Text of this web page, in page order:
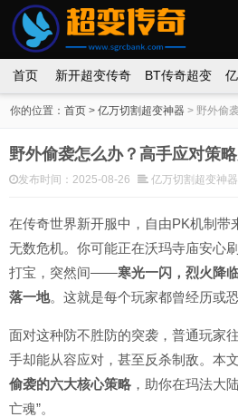
首页 新开超变传奇 BT传奇超变
你的位置：首页 >亿万切割超变神器 > 野外偷
野外偷袭怎么办？高手应对策
发布时间：2025-08-26 亿万切割超变神器
在传奇世界新开服中，自由PK机制带
无数危机。你可能正在沃玛寺庙安心
打宝，突然间——寒光一闪，烈火降
落一地。这就是每个玩家都曾经历或
面对这种防不胜防的突袭，普通玩家
手却能从容应对，甚至反杀制敌。本
偷袭的六大核心策略 ，助你在玛法大
亡魂”。